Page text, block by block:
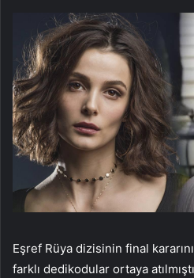
Eşref Rüya dizisinin final
farklı dedikodular ortaya